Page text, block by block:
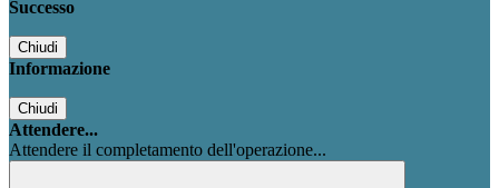
Successo
Chiudi
Informazione
Chiudi
Attendere...
Attendere il completamento dell'operazione...